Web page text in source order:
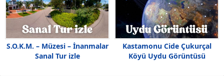
S.O.K.M. – Müzesi – İnanmalar
Sanal Tur izle
Kastamonu Cide Çukurçal
Köyü Uydu Görüntüsü